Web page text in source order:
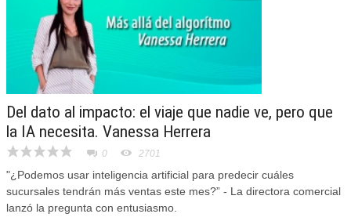
Del dato al impacto: el viaje que nadie ve, pero que
la IA necesita. Vanessa Herrera
0 2701
"¿Podemos usar inteligencia artificial para predecir cuáles
sucursales tendrán más ventas este mes?” - La directora comercial
lanzó la pregunta con entusiasmo.